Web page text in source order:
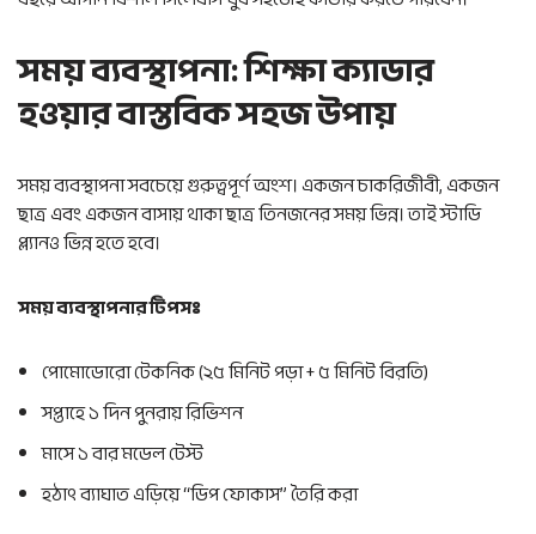
সময় ব্যবস্থাপনা: শিক্ষা ক্যাডার
হওয়ার বাস্তবিক সহজ উপায়
সময় ব্যবস্থাপনা সবচেয়ে গুরুত্বপূর্ণ অংশ। একজন চাকরিজীবী, একজন
ছাত্র এবং একজন বাসায় থাকা ছাত্র তিনজনের সময় ভিন্ন। তাই স্টাডি
প্ল্যানও ভিন্ন হতে হবে।
সময় ব্যবস্থাপনার টিপসঃ
পোমোডোরো টেকনিক (২৫ মিনিট পড়া + ৫ মিনিট বিরতি)
সপ্তাহে ১ দিন পুনরায় রিভিশন
মাসে ১ বার মডেল টেস্ট
হঠাৎ ব্যাঘাত এড়িয়ে “ডিপ ফোকাস” তৈরি করা